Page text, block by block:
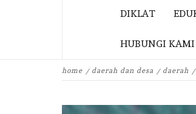
DIKLAT
HUBUNGI KAMI
home daerah dan desa daerah